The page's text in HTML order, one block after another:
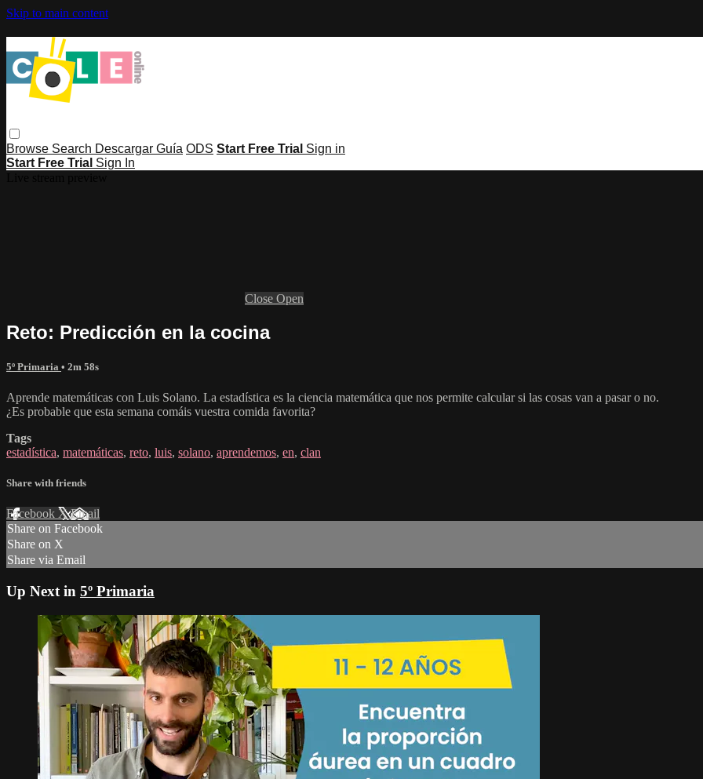
Skip to main content
Browse Search Descargar Guía ODS Start Free Trial Sign in
Start Free Trial Sign In
Close Open
Reto: Predicción en la cocina
5º Primaria • 2m 58s
Aprende matemáticas con Luis Solano. La estadística es la ciencia matemática que nos permite calcular si las cosas van a pasar o no.
¿Es probable que esta semana comáis vuestra comida favorita?
Tags
estadística, matemáticas, reto, luis, solano, aprendemos, en, clan
Share with friends
Facebook XEmail
Share on Facebook
Share on X
Share via Email
Up Next in 5º Primaria